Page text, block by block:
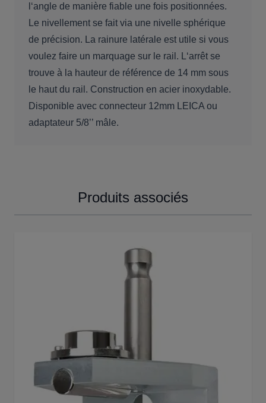
l‘angle de manière fiable une fois positionnées.
Le nivellement se fait via une nivelle sphérique
de précision. La rainure latérale est utile si vous
voulez faire un marquage sur le rail. L‘arrêt se
trouve à la hauteur de référence de 14 mm sous
le haut du rail. Construction en acier inoxydable.
Disponible avec connecteur 12mm LEICA ou
adaptateur 5/8’’ mâle.
Produits associés